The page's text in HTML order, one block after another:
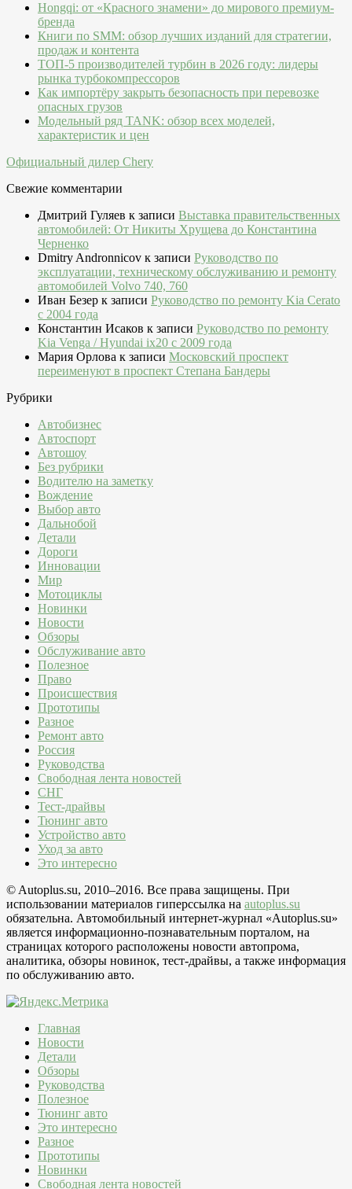
Hongqi: от «Красного знамени» до мирового премиум-
бренда
Книги по SMM: обзор лучших изданий для стратегии,
продаж и контента
ТОП-5 производителей турбин в 2026 году: лидеры
рынка турбокомпрессоров
Как импортёру закрыть безопасность при перевозке
опасных грузов
Модельный ряд TANK: обзор всех моделей,
характеристик и цен
Официальный дилер Chery
Свежие комментарии
Дмитрий Гуляев к записи Выставка правительственных
автомобилей: От Никиты Хрущева до Константина
Черненко
Dmitry Andronnicov к записи Руководство по
эксплуатации, техническому обслуживанию и ремонту
автомобилей Volvo 740, 760
Иван Безер к записи Руководство по ремонту Kia Cerato
c 2004 года
Константин Исаков к записи Руководство по ремонту
Kia Venga / Hyundai ix20 c 2009 года
Мария Орлова к записи Московский проспект
переименуют в проспект Степана Бандеры
Рубрики
Автобизнес
Автоспорт
Автошоу
Без рубрики
Водителю на заметку
Вождение
Выбор авто
Дальнобой
Детали
Дороги
Инновации
Мир
Мотоциклы
Новинки
Новости
Обзоры
Обслуживание авто
Полезное
Право
Происшествия
Прототипы
Разное
Ремонт авто
Россия
Руководства
Свободная лента новостей
СНГ
Тест-драйвы
Тюнинг авто
Устройство авто
Уход за авто
Это интересно
© Autoplus.su, 2010–2016. Все права защищены. При
использовании материалов гиперссылка на autoplus.su
обязательна. Автомобильный интернет-журнал «Autoplus.su»
является информационно-познавательным порталом, на
страницах которого расположены новости автопрома,
аналитика, обзоры новинок, тест-драйвы, а также информация
по обслуживанию авто.
Главная
Новости
Детали
Обзоры
Руководства
Полезное
Тюнинг авто
Это интересно
Разное
Прототипы
Новинки
Свободная лента новостей